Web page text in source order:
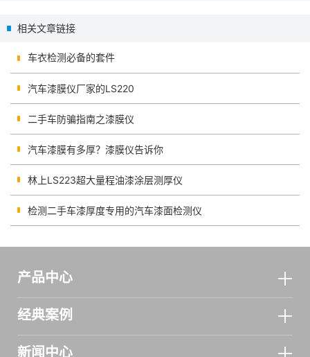
相关文章链接
车衣检测必备的套件
汽车漆膜仪厂家的LS220
二手车防骗指南之漆膜仪
汽车漆膜有多厚？漆膜仪告诉你
林上LS223超大量程油漆涂层测厚仪
检测二手车漆厚度专用的汽车漆面检测仪
产品中心
经典案例
新闻中心